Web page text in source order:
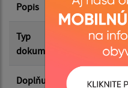
Filtrovať
Popis Oznam -
Typ
dokumentu
Uložené
Doplňujúce